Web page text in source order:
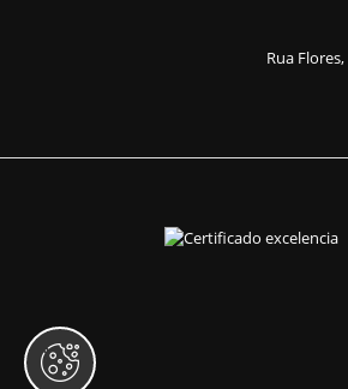
Rua Flores,